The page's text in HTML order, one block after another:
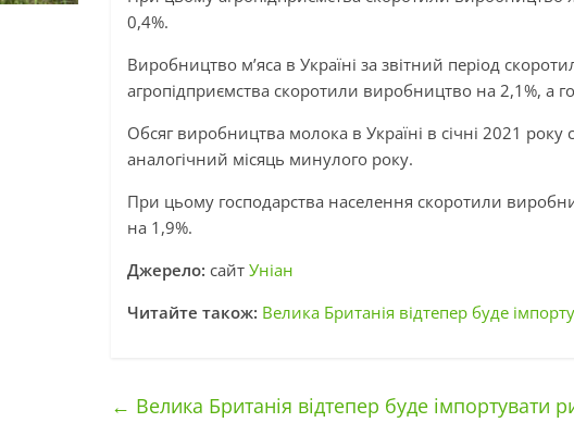
0,4%.
Виробництво м’яса в Україні за звітний період
агропідприємства скоротили виробництво на 2,1%, а
Обсяг виробництва молока в Україні в січні 2021
аналогічний місяць минулого року.
При цьому господарства населення скоротили
на 1,9%.
Джерело: сайт Уніан
Читайте також: Велика Британія відтепер буде
← Велика Британія відтепер буде імпортувати